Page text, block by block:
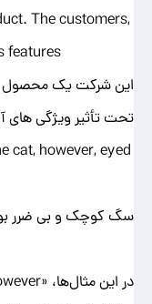
The customers,
features.
این شرکت یک محصول
تحت تأثیر ویژگی های
cat, however, eyed
سگ کوچک و بی ضرر